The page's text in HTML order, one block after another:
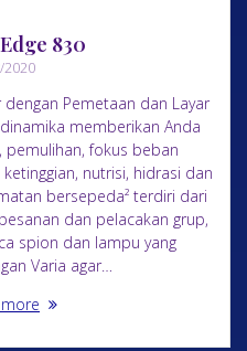
830
2020
dengan Pemetaan dan Layar
memberikan Anda
pemulihan, fokus beban
nutrisi, hidrasi dan
bersepeda² terdiri dari
dan pelacakan grup,
spion dan lampu yang
Varia agar…